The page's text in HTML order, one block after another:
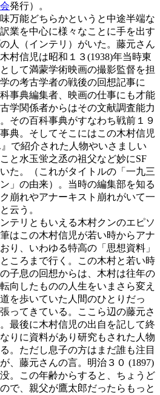
発行）。
万能どちらかというと中途半端な
業を中心に様々なことに手を出す
人（インテリ）がいた。藤元さん
村信児は昭和１３(1938)年当時東
して満蒙学術映画の撮影監督を担
の考古学者の戦後の回想記事に
事典編集者、映画の仕事にも才能
学関係者からはその文献調査能力
その百科事典がすなわち戦前１９
典。そしてそこにはこの木村信児
で紹介された人物やいさましい
と水玉蛍之丞の祖父など妙にSF
た。（これがタイトルの「一九三
」の由来）。当時の編集部を知る
崩れやアナーキスト崩れがいて一
云う。
テリともいえる木村クンのエピソ
はこの木村信児が若い時からアナ
り、いわゆる特高の「思想資料」
ころまで行く。この木村と若い時
子息の回想からは、木村は往年の
向したものの人生をいまさら変え
を歩いていた人間のひとりだっ
ってきている。ここら辺の藤元さ
最後に木村信児の出自を記して終
りに資料があり研究もされた人物
。ただし息子の方はまだ誰も注目
、藤元さんの言。明治３０ (1897)
。この年齢からすると、ちょうど
で、親父が鷹太郎だったらもっと